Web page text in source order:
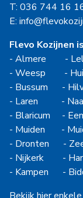
T: 036 744 16
E:
Flevo Kozijnen
- Almere -
- Weesp -
- Bussum -
- Laren -
- Blaricum -
- Muiden -
- Dronten -
- Nijkerk -
- Kampen -